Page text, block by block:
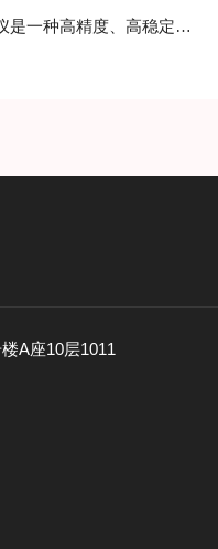
一种高精度、高稳定性的测量工具
A座10层1011